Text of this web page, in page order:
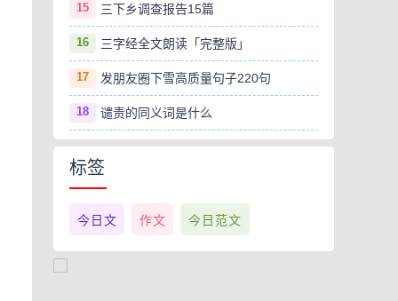
15 三下乡调查报告15篇
16 三字经全文朗读「完整版」
17 发朋友圈下雪高质量句子220句
18 谴责的同义词是什么
标签
今日文 作文 今日范文